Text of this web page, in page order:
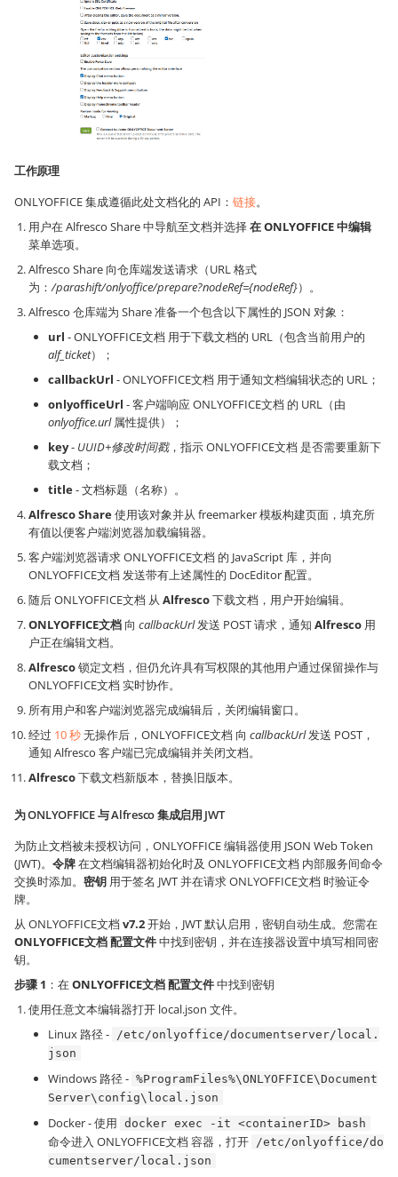
工作原理
ONLYOFFICE 集成遵循此处文档化的 API： 链接。
用户在 Alfresco Share 中导航至文档并选择在 ONLYOFFICE 中编辑
菜单选项。
Alfresco Share 向仓库端发送请求（URL 格式
为：/parashift/onlyoffice/prepare?nodeRef={nodeRef}）。
Alfresco 仓库端为 Share 准备一个包含以下属性的 JSON 对象：
url - ONLYOFFICE文档 用于下载文档的 URL（包含当前用户的
alf_ticket）；
callbackUrl - ONLYOFFICE文档 用于通知文档编辑状态的 URL；
onlyofficeUrl - 客户端响应 ONLYOFFICE文档 的 URL（由
onlyoffice.url属性提供）；
key- UUID+修改时间戳，指示 ONLYOFFICE文档 是否需要重新下
载文档；
title- 文档标题（名称）。
Alfresco Share使用该对象并从 freemarker 模板构建页面，填充所
有值以便客户端浏览器加载编辑器。
客户端浏览器请求 ONLYOFFICE文档 的 JavaScript 库，并向
ONLYOFFICE文档 发送带有上述属性的 DocEditor 配置。
随后 ONLYOFFICE文档 从 Alfresco下载文档，用户开始编辑。
ONLYOFFICE文档 向 callbackUrl发送 POST 请求，通知 Alfresco 用
户正在编辑文档。
Alfresco锁定文档，但仍允许具有写权限的其他用户通过保留操作与
ONLYOFFICE文档 实时协作。
所有用户和客户端浏览器完成编辑后，关闭编辑窗口。
经过 10 秒无操作后，ONLYOFFICE文档 向 callbackUrl发送 POST，
通知 Alfresco 客户端已完成编辑并关闭文档。
Alfresco下载文档新版本，替换旧版本。
为 ONLYOFFICE 与 Alfresco 集成启用 JWT
为防止文档被未授权访问，ONLYOFFICE 编辑器使用 JSON Web Token
(JWT)。 令牌在文档编辑器初始化时及 ONLYOFFICE文档 内部服务间命令
交换时添加。 密钥 用于签名 JWT 并在请求 ONLYOFFICE文档 时验证令
牌。
从 ONLYOFFICE文档 v7.2开始，JWT 默认启用，密钥自动生成。您需在
ONLYOFFICE文档 配置文件中找到密钥，并在连接器设置中填写相同密
钥。
步骤 1 ：在ONLYOFFICE文档 配置文件中找到密钥
使用任意文本编辑器打开 local.json 文件。
Linux 路径 - /etc/onlyoffice/documentserver/local.
json
Windows 路径 - %ProgramFiles%\ONLYOFFICE\Document
Server\config\local.json
Docker - 使用 docker exec -it <containerID> bash
命令进入 ONLYOFFICE文档 容器，打开 /etc/onlyoffice/do
cumentserver/local.json